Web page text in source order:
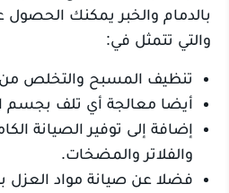
بالدمام والخبر يمكنك الحصول
والتي تتمثل في:
تنظيف المسبح والتخلص
أيضا معالجة أي تلف
إضافة إلى توفير الصيانة
والفلاتر والمضخات.
فضلا عن صيانة مواد العزل